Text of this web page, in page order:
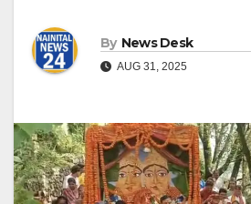
By News Desk
AUG 31, 2025